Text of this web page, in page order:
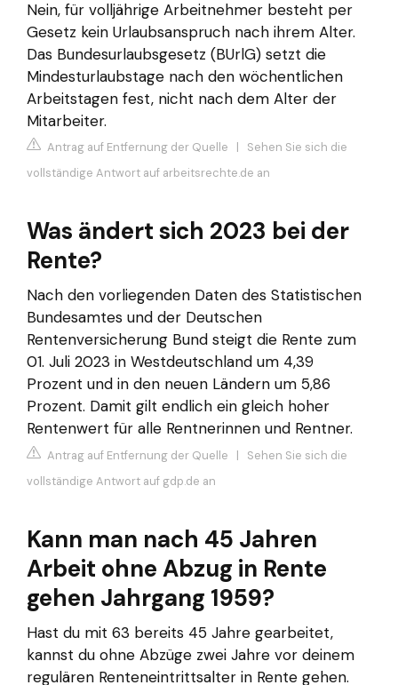
Nein, für volljährige Arbeitnehmer besteht per
Gesetz kein Urlaubsanspruch nach ihrem Alter.
Das Bundesurlaubsgesetz (BUrlG) setzt die
Mindesturlaubstage nach den wöchentlichen
Arbeitstagen fest, nicht nach dem Alter der
Mitarbeiter.
Antrag auf Entfernung der Quelle | Sehen Sie sich die
vollständige Antwort auf arbeitsrechte.de an
Was ändert sich 2023 bei der
Rente?
Nach den vorliegenden Daten des Statistischen
Bundesamtes und der Deutschen
Rentenversicherung Bund steigt die Rente zum
01. Juli 2023 in Westdeutschland um 4,39
Prozent und in den neuen Ländern um 5,86
Prozent. Damit gilt endlich ein gleich hoher
Rentenwert für alle Rentnerinnen und Rentner.
Antrag auf Entfernung der Quelle | Sehen Sie sich die
vollständige Antwort auf gdp.de an
Kann man nach 45 Jahren
Arbeit ohne Abzug in Rente
gehen Jahrgang 1959?
Hast du mit 63 bereits 45 Jahre gearbeitet,
kannst du ohne Abzüge zwei Jahre vor deinem
regulären Renteneintrittsalter in Rente gehen.